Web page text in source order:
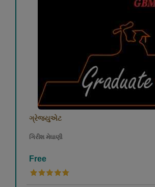
ગ્રેજ્યુએટ
ગિરીશ મેઘાણી
Free